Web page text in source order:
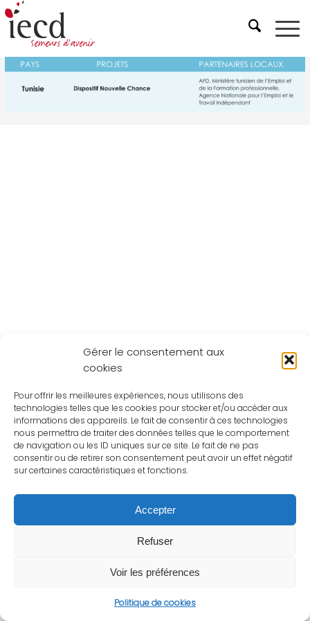
Gérer le consentement aux
cookies
Pour offrir les meilleures expériences, nous utilisons des
technologies telles que les cookies pour stocker et/ou accéder aux
informations des appareils. Le fait de consentir à ces technologies
nous permettra de traiter des données telles que le comportement
de navigation ou les ID uniques sur ce site. Le fait de ne pas
consentir ou de retirer son consentement peut avoir un effet négatif
sur certaines caractéristiques et fonctions.
Accepter
Refuser
Voir les préférences
Politique de cookies